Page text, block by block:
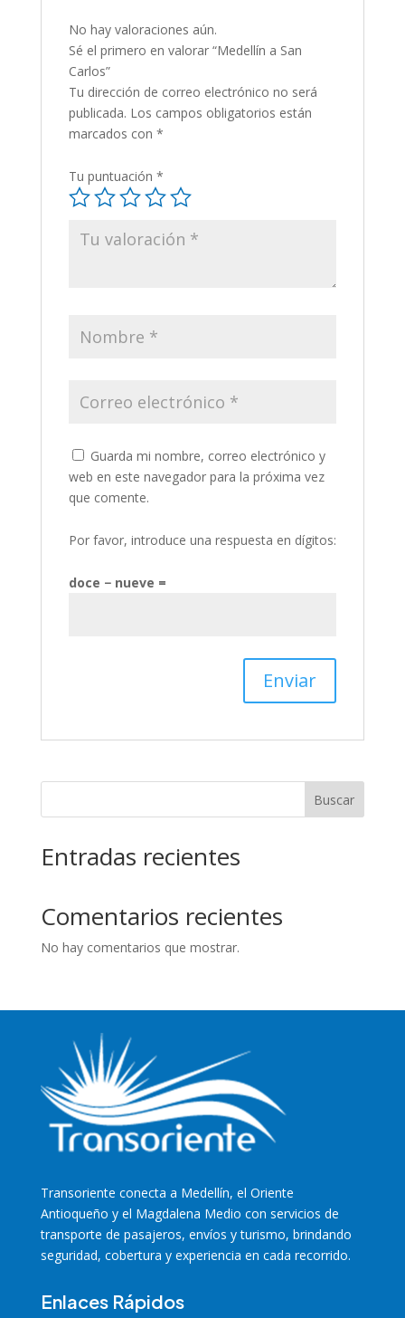
No hay valoraciones aún.
Sé el primero en valorar “Medellín a San
Carlos”
Tu dirección de correo electrónico no será
publicada. Los campos obligatorios están
marcados con *
Tu puntuación *
Guarda mi nombre, correo electrónico y
web en este navegador para la próxima vez
que comente.
Por favor, introduce una respuesta en dígitos:
doce − nueve =
Buscar
Entradas recientes
Comentarios recientes
No hay comentarios que mostrar.
Transoriente conecta a Medellín, el Oriente
Antioqueño y el Magdalena Medio con servicios de
transporte de pasajeros, envíos y turismo, brindando
seguridad, cobertura y experiencia en cada recorrido.
Enlaces Rápidos